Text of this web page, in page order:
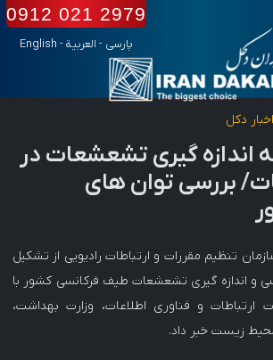
0912 021 2979
پارسی - العربیة-
English
اخبار دکل
اندازه گیری تشعشعات در
بررسی توان های
تنظیم مقررات و ارتباطات رادیویی از تشکیل
و اندازه گیری تشعشعات طیف فرکانسی کشور با
ارتباطات و فناوری اطلاعات، وزارت بهداشت،
زیست خبر داد.